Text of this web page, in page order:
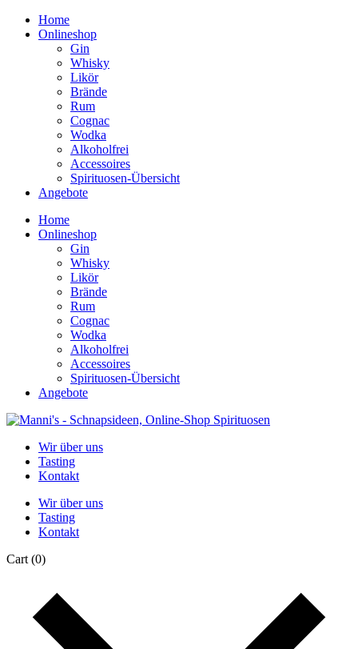
Home
Onlineshop
Gin
Whisky
Likör
Brände
Rum
Cognac
Wodka
Alkoholfrei
Accessoires
Spirituosen-Übersicht
Angebote
Home
Onlineshop
Gin
Whisky
Likör
Brände
Rum
Cognac
Wodka
Alkoholfrei
Accessoires
Spirituosen-Übersicht
Angebote
Wir über uns
Tasting
Kontakt
Wir über uns
Tasting
Kontakt
Cart (0)